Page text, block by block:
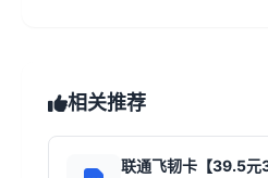
相关推荐
联通飞韧卡【39.5元